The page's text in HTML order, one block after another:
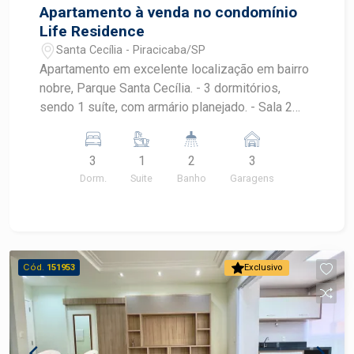
Apartamento à venda no condomínio
Life Residence
Santa Cecília - Piracicaba/SP
Apartamento em excelente localização em bairro
nobre, Parque Santa Cecília. - 3 dormitórios,
sendo 1 suíte, com armário planejado. - Sala 2
fechada com vidro. - Cozinha integrada com a
sala, sacada, ampliando o ambiente. - Banheiro
social. - Diferencial são 3 vagas de garagem
gourmet. - Com ótima infraestrutura de comércios
e serviços. - Esteja próximo a Rodovia Luiz de
Queiroz, dando fácil acesso às principais áreas
da cidade. Agende sua visita!
3
Dorm.
1
Suite
2
Banho
3
Garagens
Exclusivo
Cód. 151953